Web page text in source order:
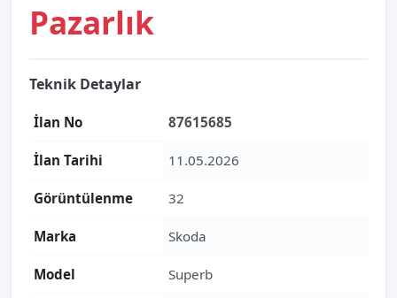
Pazarlık
Teknik Detaylar
İlan No 87615685
İlan Tarihi 11.05.2026
Görüntülenme 32
Marka Skoda
Model Superb